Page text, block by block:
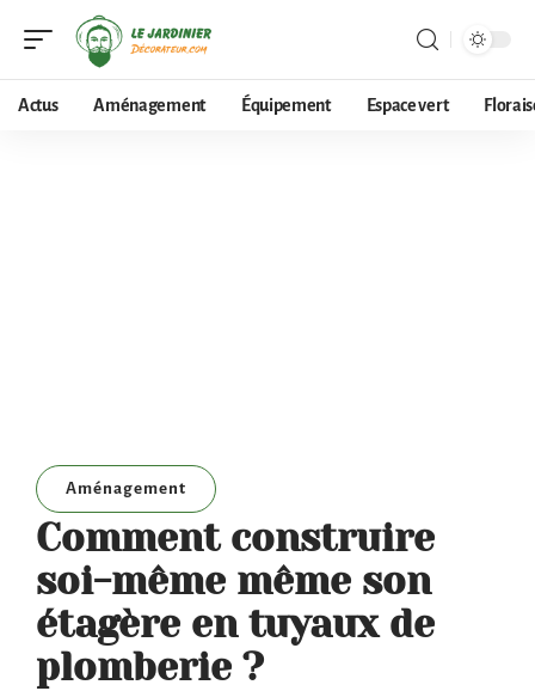
Actus Aménagement Équipement Espace vert
Aménagement
Comment construire
soi-même même son
étagère en tuyaux de
plomberie ?